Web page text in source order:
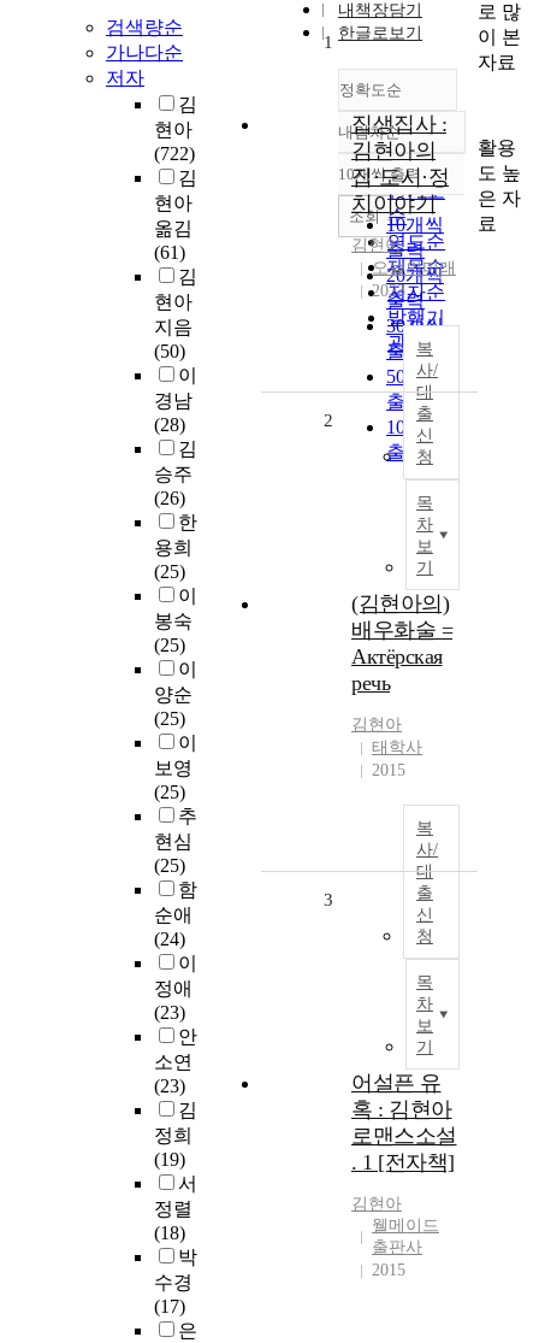
검색량순
가나다순
저자
김
현아
(722)
김
현아
옮김
(61)
김
현아
지음
(50)
이
경남
(28)
김
승주
(26)
한
용희
(25)
이
봉숙
(25)
이
양순
(25)
이
보영
(25)
추
현심
(25)
함
순애
(24)
이
정애
(23)
안
소연
(23)
김
정희
(19)
서
정렬
(18)
박
수경
(17)
은
내책장담기
한글로보기
정확도순
정확도
순
인기도
순
연도순
제목순
저자순
발행기
관순
내림차순
내림차순
10개씩 출력
10개씩
출력
20개씩
출력
30개씩
출력
50개씩
출력
100개씩
출력
조회
1
집생집사 :
김현아의
집·도시·정
치이야기
김현아
오늘의미래
2023
복
사/
대
출
신
청
목
차
보
기
2
(김현아의)
배우화술 =
Актёрская
речь
김현아
태학사
2015
복
사/
대
출
신
청
목
차
보
기
3
어설픈 유
혹 : 김현아
로맨스소설
. 1 [전자책]
김현아
웰메이드
출판사
2015
로 많
이 본
자료
활용
도 높
은 자
료